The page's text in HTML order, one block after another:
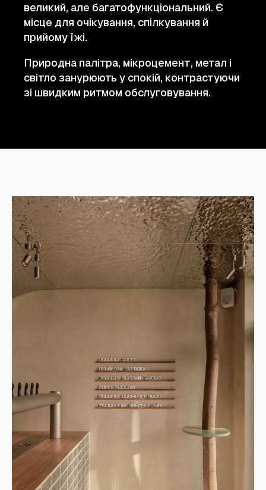
великий, але багатофункціональний. Є
місце для очікування, спілкування й
прийому їжі.
Природна палітра, мікроцемент, метал і
світло занурюють у спокій, контрастуючи
зі швидким ритмом обслуговування.